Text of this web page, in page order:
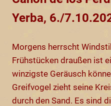
Yerba, 6./
Morgens herrscht
Frühstücken draußen ist
winzigste Geräusch
Greifvogel zieht seine
durch den Sand. Es sind